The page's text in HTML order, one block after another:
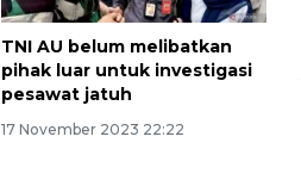
TNI AU belum melibatkan
pihak luar untuk investigasi
pesawat jatuh
17 November 2023 22:22